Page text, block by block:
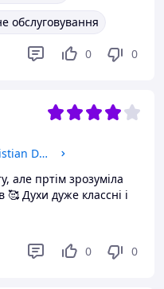
обслуговування
0 0
Парфумована вода жіноча Christian Dior Miss Dior Cherie Blooming Bouquet ліцензія 100ml
але пртім зрозуміла
Духи дуже классні і
0 0